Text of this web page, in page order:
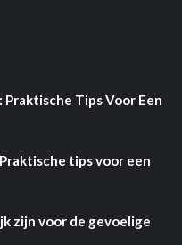
Praktische Tips Voor Een
tips voor een
zijn voor de gevoelige